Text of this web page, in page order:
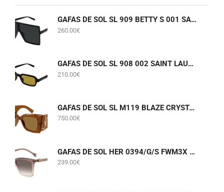
GAFAS DE SOL SL 909 BETTY S 001 SAINT LAURENT
260.00€
GAFAS DE SOL SL 908 002 SAINT LAURENT
210.00€
GAFAS DE SOL SL M119 BLAZE CRYSTAL 002 SAINT LAURENT
750.00€
GAFAS DE SOL HER 0394/G/S FWM3X CAROLINA HERRERA
239.00€